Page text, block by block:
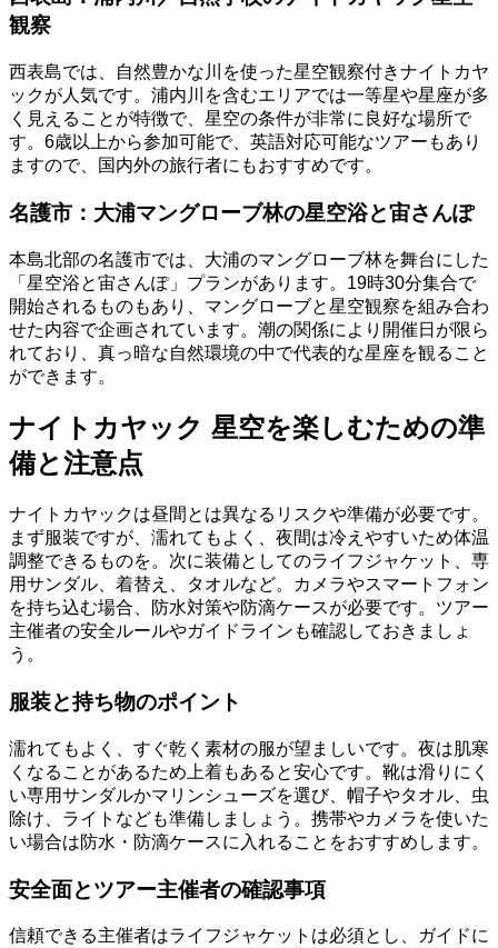
観察
西表島では、自然豊かな川を使った星空観察付きナイトカヤ
ックが人気です。浦内川を含むエリアでは一等星や星座が多
く見えることが特徴で、星空の条件が非常に良好な場所で
す。6歳以上から参加可能で、英語対応可能なツアーもあり
ますので、国内外の旅行者にもおすすめです。
名護市：大浦マングローブ林の星空浴と宙さんぽ
本島北部の名護市では、大浦のマングローブ林を舞台にした
「星空浴と宙さんぽ」プランがあります。19時30分集合で
開始されるものもあり、マングローブと星空観察を組み合わ
せた内容で企画されています。潮の関係により開催日が限ら
れており、真っ暗な自然環境の中で代表的な星座を観ること
ができます。
ナイトカヤック 星空を楽しむための準
備と注意点
ナイトカヤックは昼間とは異なるリスクや準備が必要です。
まず服装ですが、濡れてもよく、夜間は冷えやすいため体温
調整できるものを。次に装備としてのライフジャケット、専
用サンダル、着替え、タオルなど。カメラやスマートフォン
を持ち込む場合、防水対策や防滴ケースが必要です。ツアー
主催者の安全ルールやガイドラインも確認しておきましょ
う。
服装と持ち物のポイント
濡れてもよく、すぐ乾く素材の服が望ましいです。夜は肌寒
くなることがあるため上着もあると安心です。靴は滑りにく
い専用サンダルかマリンシューズを選び、帽子やタオル、虫
除け、ライトなども準備しましょう。携帯やカメラを使いた
い場合は防水・防滴ケースに入れることをおすすめします。
安全面とツアー主催者の確認事項
信頼できる主催者はライフジャケットは必須とし、ガイドに